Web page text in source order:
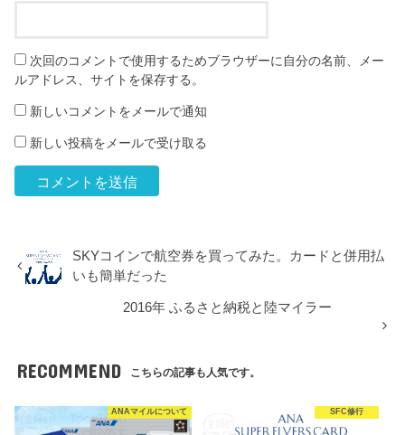
次回のコメントで使用するためブラウザーに自分の名前、メー
ルアドレス、サイトを保存する。
新しいコメントをメールで通知
新しい投稿をメールで受け取る
SKYコインで航空券を買ってみた。カードと併用払
いも簡単だった
2016年 ふるさと納税と陸マイラー
RECOMMEND こちらの記事も人気です。
ANAマイルについて SFC修行